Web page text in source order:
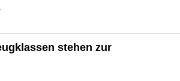
stehen zur